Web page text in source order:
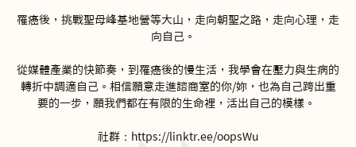
罹癌後，挑戰聖母峰基地營等大山，走向朝聖之路，走向心理，走
向自己。
從媒體產業的快節奏，到罹癌後的慢生活，我學會在壓力與生病的
轉折中調適自己。相信願意走進諮商室的你/妳，也為自己跨出重
要的一步，願我們都在有限的生命裡，活出自己的模樣。
社群：https://linktr.ee/oopsWu